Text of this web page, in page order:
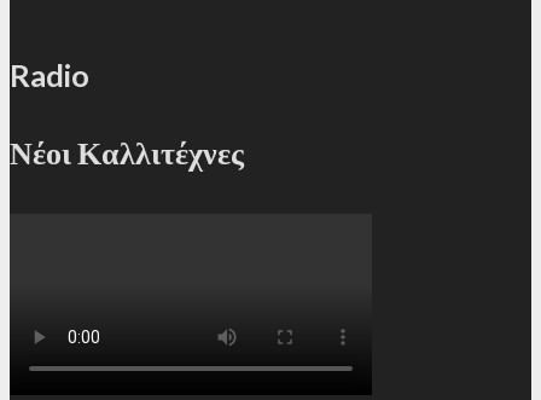
Radio
Νέοι Καλλιτέχνες